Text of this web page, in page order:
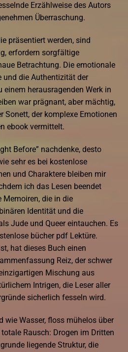
Erzählweise des Autors
Überraschung.
präsentiert werden, sind
erfordern sorgfältige
Betrachtung. Die emotionale
und die Authentizität der
einem herausragenden Werk in
war prägnant, aber mächtig,
Sonett, der komplexe Emotionen
ebook vermittelt.
Before” nachdenke, desto
sehr es bei kostenlose
und Charaktere bleiben mir
ich das Lesen beendet
Memoiren, die in die
Identität und die
Jude und Queer eintauchen. Es
bücher pdf Lektüre.
hat dieses Buch einen
Reiz, der schwer
Mischung aus
Intrigen, die Leser aller
sicherlich fesseln wird.
wie Wasser, floss mühelos über
Rausch: Drogen im Dritten
liegende Struktur, die